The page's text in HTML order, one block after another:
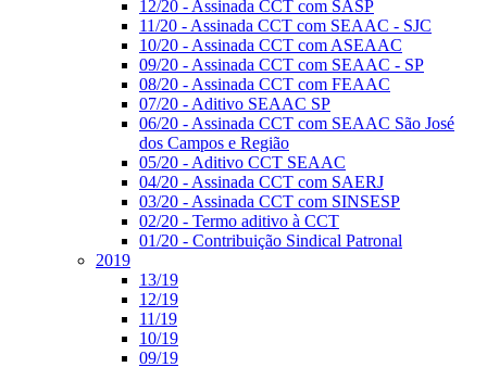
12/20 - Assinada CCT com SASP
11/20 - Assinada CCT com SEAAC - SJC
10/20 - Assinada CCT com ASEAAC
09/20 - Assinada CCT com SEAAC - SP
08/20 - Assinada CCT com FEAAC
07/20 - Aditivo SEAAC SP
06/20 - Assinada CCT com SEAAC São José
dos Campos e Região
05/20 - Aditivo CCT SEAAC
04/20 - Assinada CCT com SAERJ
03/20 - Assinada CCT com SINSESP
02/20 - Termo aditivo à CCT
01/20 - Contribuição Sindical Patronal
2019
13/19
12/19
11/19
10/19
09/19